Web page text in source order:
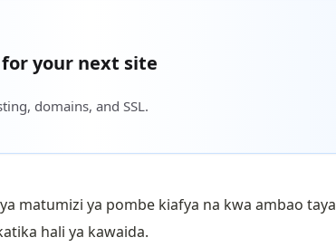
your next site
domains, and SSL.
matumizi ya pombe kiafya na kwa ambao
hali ya kawaida.